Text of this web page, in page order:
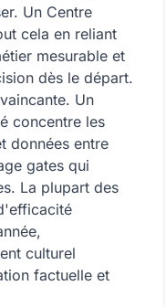
gratuit
Un Centre
cela en reliant
mesurable et
dès le départ.
Un
concentre les
données entre
gates qui
La plupart des
culturel
factuelle et